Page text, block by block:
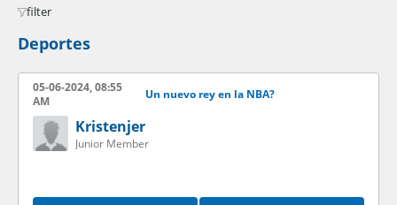
filter
Deportes
05-06-2024, 08:55
AM
Un nuevo rey en la NBA?
Kristenjer
Junior Member